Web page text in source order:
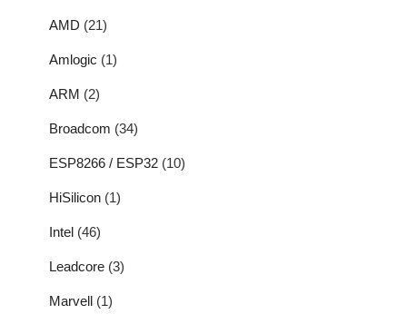
AMD (21)
Amlogic (1)
ARM (2)
Broadcom (34)
ESP8266 / ESP32 (10)
HiSilicon (1)
Intel (46)
Leadcore (3)
Marvell (1)